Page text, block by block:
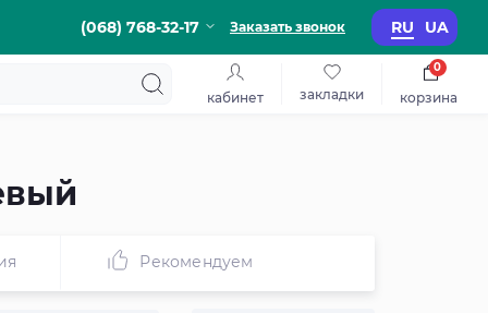
(068) 768-32-17 Заказать звонок RU UA
кабинет закладки корзина
0
Рекомендуем